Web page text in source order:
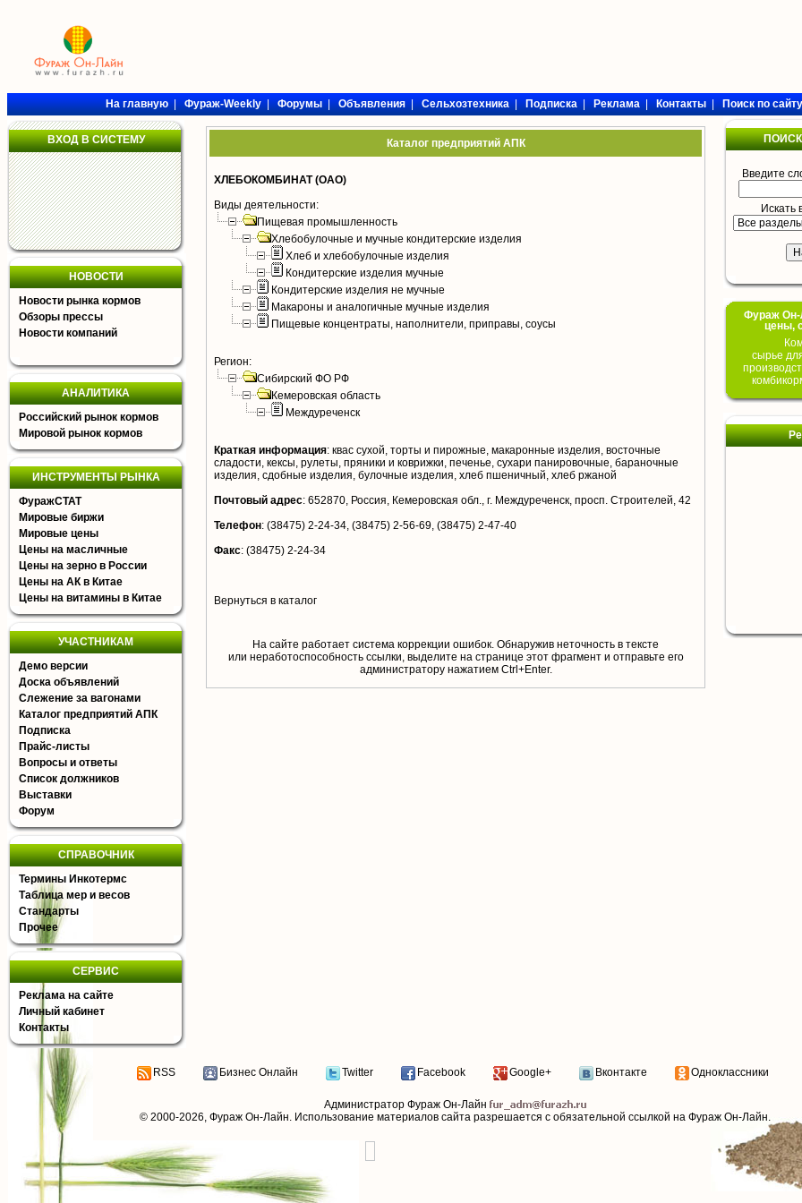
На главную|Фураж-Weekly|Форумы|Объявления|Сельхозтехника|Подписка|Реклама|Контакты|Поиск по сайту
ВХОД В СИСТЕМУ
НОВОСТИ
Новости рынка кормов
Обзоры прессы
Новости компаний
АНАЛИТИКА
Российский рынок кормов
Мировой рынок кормов
ИНСТРУМЕНТЫ РЫНКА
ФуражСТАТ
Мировые биржи
Мировые цены
Цены на масличные
Цены на зерно в России
Цены на АК в Китае
Цены на витамины в Китае
УЧАСТНИКАМ
Демо версии
Доска объявлений
Слежение за вагонами
Каталог предприятий АПК
Подписка
Прайс-листы
Вопросы и ответы
Список должников
Выставки
Форум
СПРАВОЧНИК
Термины Инкотермс
Таблица мер и весов
Стандарты
Прочее
СЕРВИС
Реклама на сайте
Личный кабинет
Контакты
Каталог предприятий АПК
ХЛЕБОКОМБИНАТ (ОАО)
Виды деятельности:
Пищевая промышленность
Хлебобулочные и мучные кондитерские изделия
Хлеб и хлебобулочные изделия
Кондитерские изделия мучные
Кондитерские изделия не мучные
Макароны и аналогичные мучные изделия
Пищевые концентраты, наполнители, приправы, соусы
Регион:
Сибирский ФО РФ
Кемеровская область
Междуреченск
Краткая информация: квас сухой, торты и пирожные, макаронные изделия, восточные
сладости, кексы, рулеты, пряники и коврижки, печенье, сухари панировочные, бараночные
изделия, сдобные изделия, булочные изделия, хлеб пшеничный, хлеб ржаной
Почтовый адрес: 652870, Россия, Кемеровская обл., г. Междуреченск, просп. Строителей, 42
Телефон: (38475) 2-24-34, (38475) 2-56-69, (38475) 2-47-40
Факс: (38475) 2-24-34
Вернуться в каталог
На сайте работает система коррекции ошибок. Обнаружив неточность в тексте
или неработоспособность ссылки, выделите на странице этот фрагмент и отправьте его
aдминистратору нажатием Ctrl+Enter.
Введите
Искать
Фураж Он-
цены,
сырье
RSS Бизнес Онлайн Twitter Facebook Google+ Вконтакте Одноклассники
Администратор Фураж Он-Лайн
© 2000-2026, Фураж Он-Лайн. Использование материалов сайта разрешается с обязательной ссылкой на Фураж Он-Лайн.